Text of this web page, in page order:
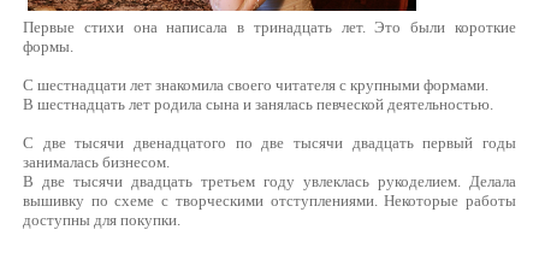
Первые стихи она написала в тринадцать лет. Это были короткие
формы.
С шестнадцати лет знакомила своего читателя с крупными формами.
В шестнадцать лет родила сына и занялась певческой деятельностью.
С две тысячи двенадцатого по две тысячи двадцать первый годы
занималась бизнесом.
В две тысячи двадцать третьем году увлеклась рукоделием. Делала
вышивку по схеме с творческими отступлениями. Некоторые работы
доступны для покупки.